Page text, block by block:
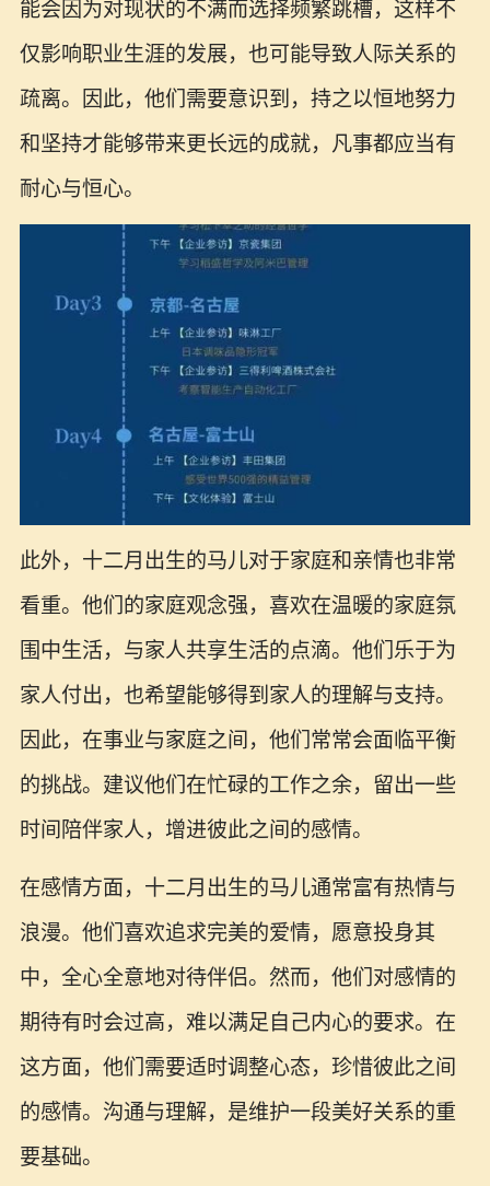
能会因为对现状的不满而选择频繁跳槽，这样不
仅影响职业生涯的发展，也可能导致人际关系的
疏离。因此，他们需要意识到，持之以恒地努力
和坚持才能够带来更长远的成就，凡事都应当有
耐心与恒心。
此外，十二月出生的马儿对于家庭和亲情也非常
看重。他们的家庭观念强，喜欢在温暖的家庭氛
围中生活，与家人共享生活的点滴。他们乐于为
家人付出，也希望能够得到家人的理解与支持。
因此，在事业与家庭之间，他们常常会面临平衡
的挑战。建议他们在忙碌的工作之余，留出一些
时间陪伴家人，增进彼此之间的感情。
在感情方面，十二月出生的马儿通常富有热情与
浪漫。他们喜欢追求完美的爱情，愿意投身其
中，全心全意地对待伴侣。然而，他们对感情的
期待有时会过高，难以满足自己内心的要求。在
这方面，他们需要适时调整心态，珍惜彼此之间
的感情。沟通与理解，是维护一段美好关系的重
要基础。